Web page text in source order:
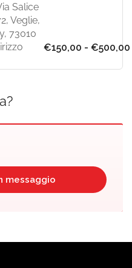
Salice
Veglie,
73010
€150,00 - €500,00
messaggio